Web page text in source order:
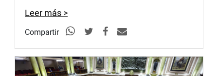
Leer más >
Compartir